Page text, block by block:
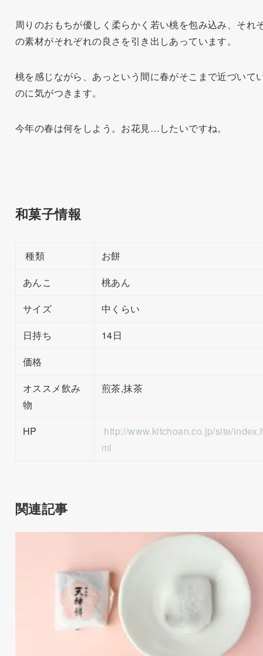
周りのおもちが優しく柔らかく若い桃を包み込み、それ
の素材がそれぞれの良さを引き出しあっています。
桃を感じながら、あっという間に春がそこまで近づいて
のに気がつきます。
今年の春は何をしよう。お花見…したいですね。
和菓子情報
種類
お餅
あんこ
桃あん
サイズ
中くらい
日持ち
14日
価格
オススメ飲み
物
煎茶,抹茶
HP
http://www.kitchoan.co.jp/site/
ml
関連記事